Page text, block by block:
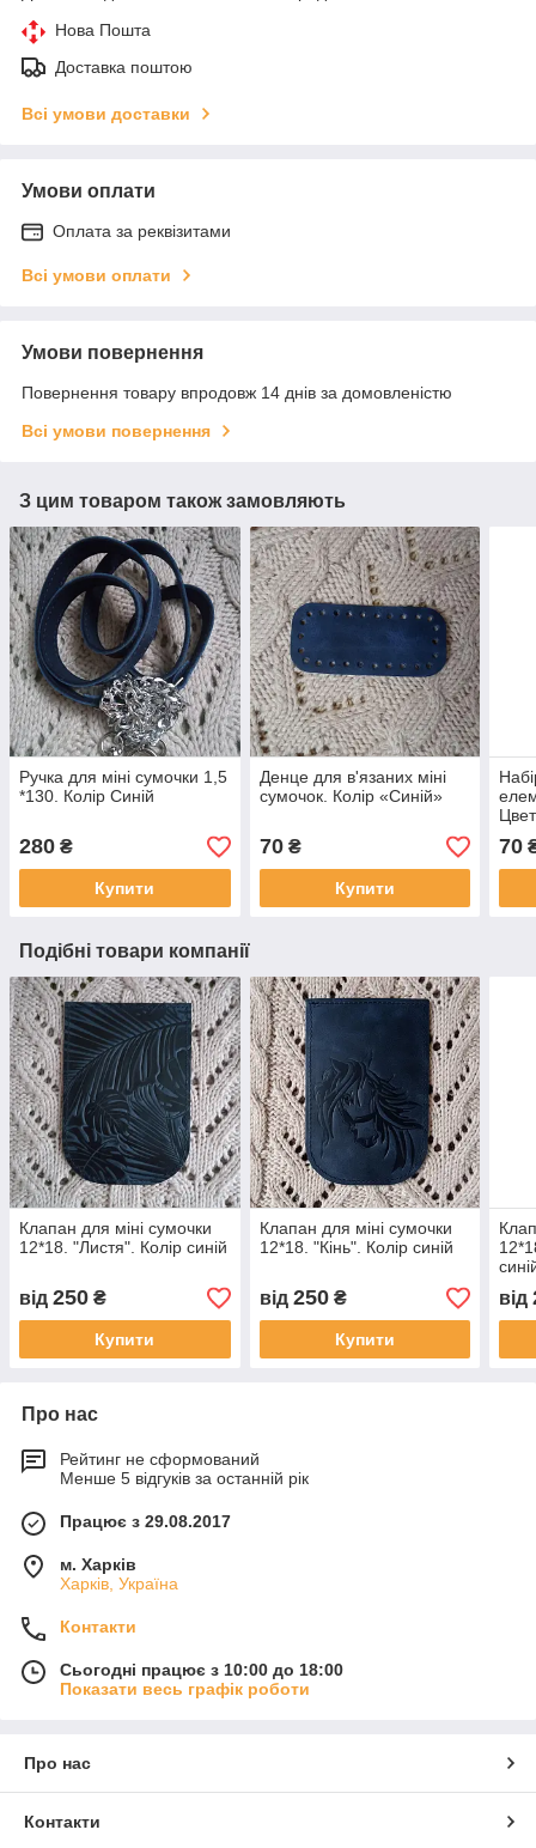
Нова Пошта
Доставка поштою
Всі умови доставки
Умови оплати
Оплата за реквізитами
Всі умови оплати
Умови повернення
Повернення товару впродовж 14 днів за домовленістю
Всі умови повернення
З цим товаром також замовляють
Ручка для міні сумочки 1,5
*130. Колір Синій
280 ₴
Купити
Денце для в'язаних міні
сумочок. Колір «Синій»
70₴
Купити
70
Подібні товари компанії
Клапан для міні сумочки
12*18. "Листя". Колір синій
від 250 ₴
Купити
Клапан для міні сумочки
12*18. "Кiнь". Колір синій
від 250₴
Купити
від
Про нас
Рейтинг не сформований
Менше 5 відгуків за останній рік
Працює з 29.08.2017
м. Харків
Харків, Україна
Контакти
Сьогодні працює з 10:00 до 18:00
Показати весь графік роботи
Про нас
Контакти